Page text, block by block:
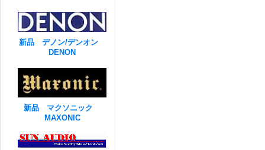
新品 デノン/デンオン
DENON
新品 マクソニック
MAXONIC